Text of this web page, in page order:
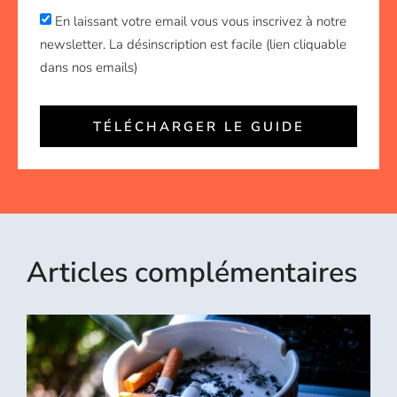
En laissant votre email vous vous inscrivez à notre
newsletter. La désinscription est facile (lien cliquable
dans nos emails)
TÉLÉCHARGER LE GUIDE
Articles complémentaires